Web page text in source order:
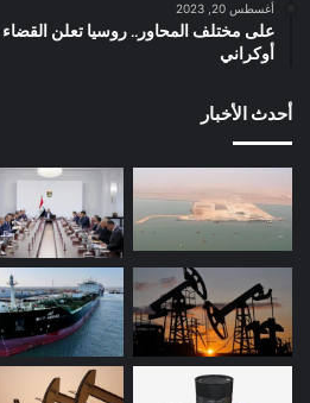
أغسطس 20, 2023
أوكراني
أحدث الأخبار